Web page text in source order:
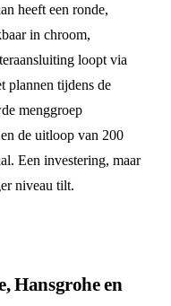
heeft een ronde,
in chroom,
loopt via
plannen tijdens de
menggroep
de uitloop van 200
Een investering, maar
niveau tilt.
Hansgrohe en